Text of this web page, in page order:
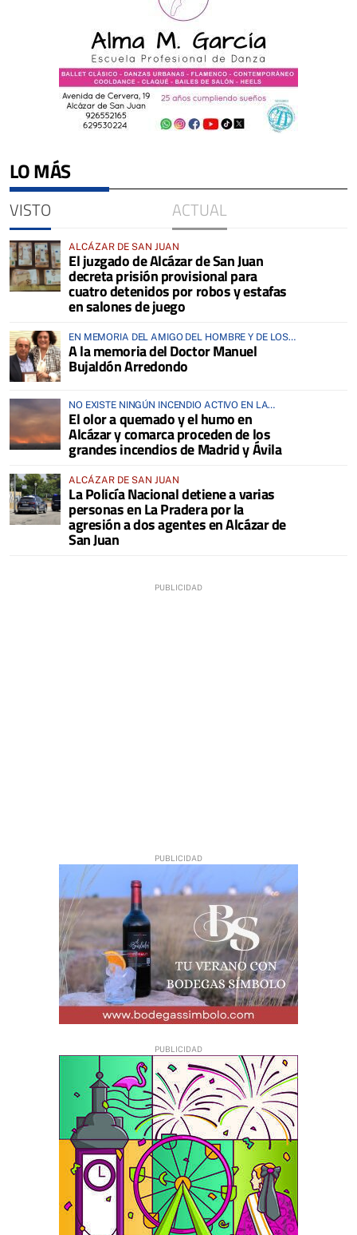
LO MÁS
VISTO ACTUAL
ALCÁZAR DE SAN JUAN
El juzgado de Alcázar de San Juan
decreta prisión provisional para
cuatro detenidos por robos y estafas
en salones de juego
EN MEMORIA DEL AMIGO DEL HOMBRE Y DE LOS
ANIMALES
A la memoria del Doctor Manuel
Bujaldón Arredondo
NO EXISTE NINGÚN INCENDIO ACTIVO EN LA
COMARCA
El olor a quemado y el humo en
Alcázar y comarca proceden de los
grandes incendios de Madrid y Ávila
ALCÁZAR DE SAN JUAN
La Policía Nacional detiene a varias
personas en La Pradera por la
agresión a dos agentes en Alcázar de
San Juan